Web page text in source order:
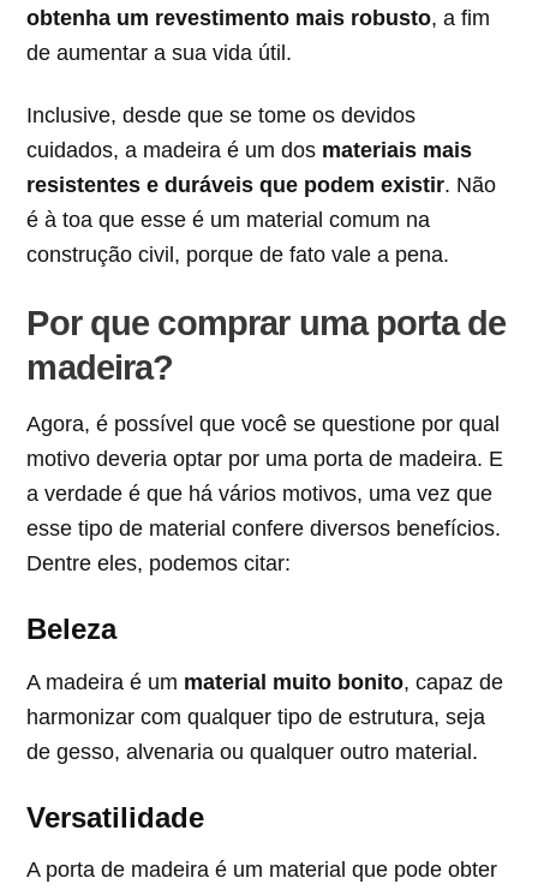
obtenha um revestimento mais robusto, a fim
de aumentar a sua vida útil.
Inclusive, desde que se tome os devidos
cuidados, a madeira é um dos materiais mais
resistentes e duráveis que podem existir. Não
é à toa que esse é um material comum na
construção civil, porque de fato vale a pena.
Por que comprar uma porta de
madeira?
Agora, é possível que você se questione por qual
motivo deveria optar por uma porta de madeira. E
a verdade é que há vários motivos, uma vez que
esse tipo de material confere diversos benefícios.
Dentre eles, podemos citar:
Beleza
A madeira é um material muito bonito, capaz de
harmonizar com qualquer tipo de estrutura, seja
de gesso, alvenaria ou qualquer outro material.
Versatilidade
A porta de madeira é um material que pode obter